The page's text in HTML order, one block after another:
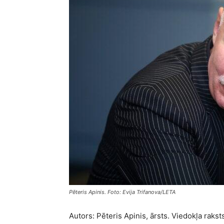
Pēteris Apinis. Foto: Evija Trifanova/LETA
Autors: Pēteris Apinis, ārsts. Viedokļa